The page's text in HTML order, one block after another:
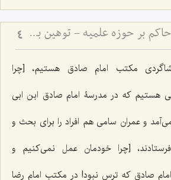
بسته بودن فضای حاکم بر حوزه علمیه - توهین به اولیاء و سکوت حوزه علمیّه 4
مکتب امام صادق هستیم، [چرا
هستیم که در مدرسۀ امام صادق ابن ابی
و عمران سامی هم افراد را برای بحث و
[چرا خودمان عمل نمی‌کنیم و
صادق که ترس نبود! در مکتب امام رضا